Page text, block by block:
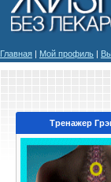
Главная | Мой профиль |
Тренажер